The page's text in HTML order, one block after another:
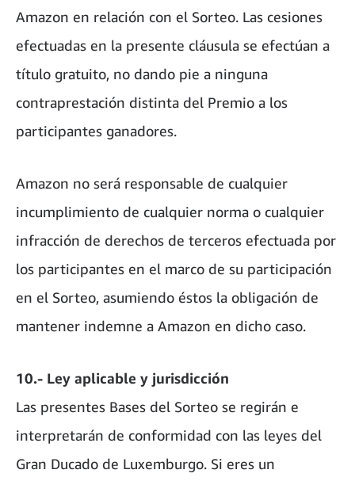
Amazon en relación con el Sorteo. Las cesiones
efectuadas en la presente cláusula se efectúan a
título gratuito, no dando pie a ninguna
contraprestación distinta del Premio a los
participantes ganadores.
Amazon no será responsable de cualquier
incumplimiento de cualquier norma o cualquier
infracción de derechos de terceros efectuada por
los participantes en el marco de su participación
en el Sorteo, asumiendo éstos la obligación de
mantener indemne a Amazon en dicho caso.
10.- Ley aplicable y jurisdicción
Las presentes Bases del Sorteo se regirán e
interpretarán de conformidad con las leyes del
Gran Ducado de Luxemburgo. Si eres un